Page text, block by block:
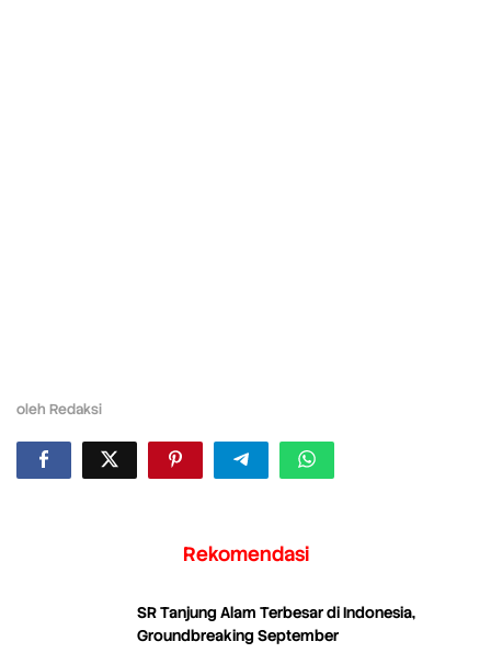
oleh Redaksi
Rekomendasi
SR Tanjung Alam Terbesar di Indonesia,
Groundbreaking September